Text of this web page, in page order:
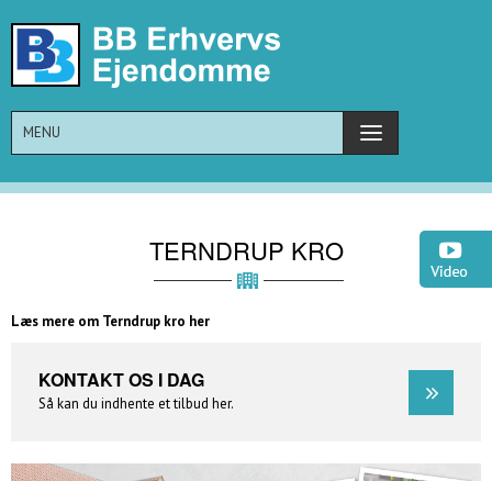
MENU
TERNDRUP KRO
Læs mere om Terndrup kro her
KONTAKT OS I DAG
Så kan du indhente et tilbud her.